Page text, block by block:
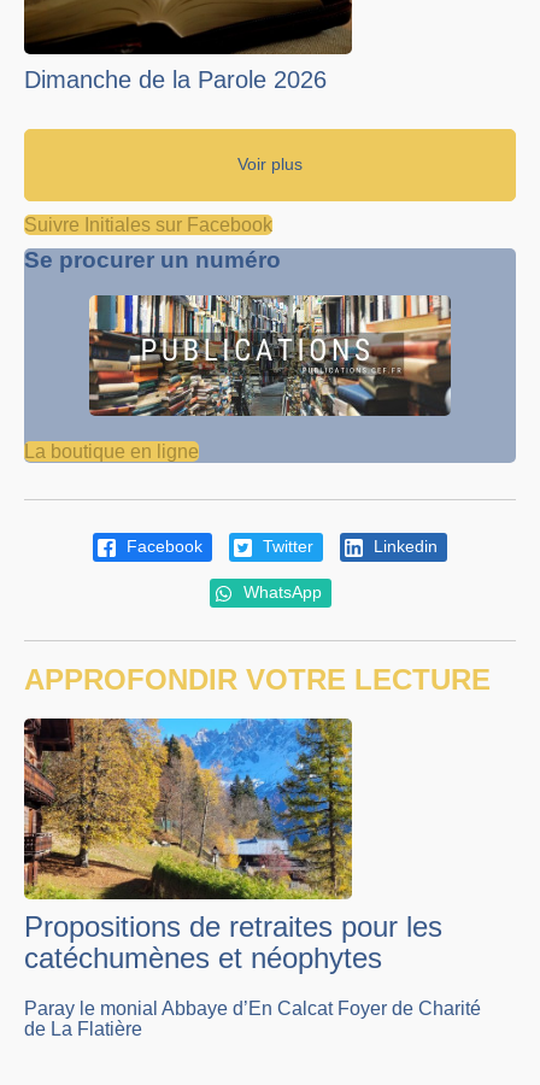
Dimanche de la Parole 2026
Voir plus
Suivre Initiales sur Facebook
Se procurer un numéro
La boutique en ligne
Facebook Twitter Linkedin
WhatsApp
APPROFONDIR VOTRE LECTURE
Propositions de retraites pour les
catéchumènes et néophytes
Paray le monial Abbaye d’En Calcat Foyer de Charité
de La Flatière